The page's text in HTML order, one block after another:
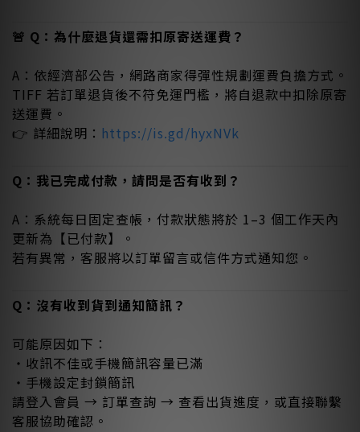
🚨 Q：為什麼退貨還需扣原寄送運費？
A：依經濟部公告，網路商家得彈性規劃運費負擔方式。
TIFF 若訂單退貨後不符免運門檻，將自退款中扣除原寄
送運費。
👉 詳細說明： https://is.gd/hyxNVk
Q：我已完成付款，請問是否有收到？
A：系統每日固定查帳，付款狀態將於 1–3 個工作天內
更新為【已付款】。
若有異常，客服將以訂單留言或信件方式通知您。
Q：沒有收到貨到通知簡訊？
可能原因如下：
・收訊不佳或手機簡訊容量已滿
・手機設定封鎖簡訊
請登入會員 → 訂單查詢 → 查看出貨進度，或直接聯繫
客服協助確認。